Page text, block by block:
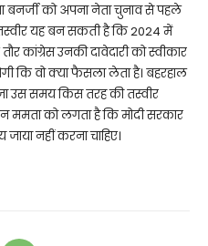
बनर्जी को अपना नेता चुनाव से पहले
यह बन सकती है कि 2024 में
कांग्रेस उनकी दावेदारी को स्वीकार
कि वो क्या फैसला लेता है। बहरहाल
उस समय किस तरह की तस्वीर
को लगता है कि मोदी सरकार
नहीं करना चाहिए।